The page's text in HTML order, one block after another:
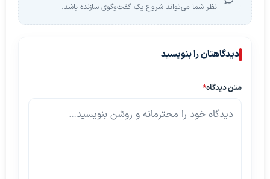
نظر شما می‌تواند شروع یک گفت‌وگوی سازنده باشد.
دیدگاهتان را بنویسید
متن دیدگاه*